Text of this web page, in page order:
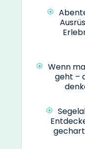
Wenn
geht –